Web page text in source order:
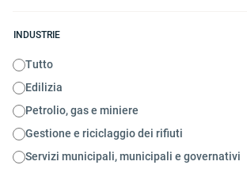
INDUSTRIE
Tutto
Edilizia
Petrolio, gas e miniere
Gestione e riciclaggio dei rifiuti
Servizi municipali, municipali e governativi